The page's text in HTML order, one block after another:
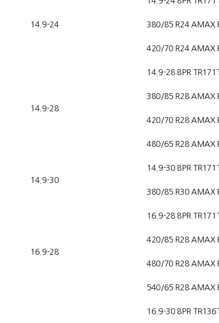
14.9-24 380/85 R24 AMAX
420/70 R24 AMAX
14.9-28
14.9-28 8PR
380/85 R28 AMAX
420/70 R28 AMAX
480/65 R28 AMAX
14.9-30
14.9-30 8PR
380/85 R30 AMAX
16.9-28
16.9-28 8PR
420/85 R28 AMAX
480/70 R28 AMAX
540/65 R28 AMAX
16.9-30 8PR